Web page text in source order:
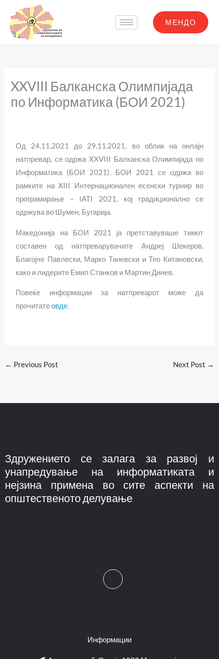
content
МЕНДО
XXVIII Балканска Олимпијада
по Информатика (БОИ 2021)
Од 24.11.2021 до 29.11.2021, во облик на онлајн
натпревар, се одржа XXVIII Балканска Олимпијада по
Информатика (БОИ 2021). БОИ 2021 се одржа во
рамките на XIII Интернационален есенски турнир во
програмирање – IATI 2021, кој традиционално се
одржува во Шумен, Бугарија.
Македонија на БОИ 2021 ја претставуваше тимот
составен од натпреварувачите Андреј Шекеров,
Благојче Павлески, Марко Таневски и Тео Китановски,
како и лидерите Емил Станков и Мартин Динев.
Повеќе информации за натпреварот може да
прочитатеовде.
← Previous Post Next Post →
Здружението се залага за развој и
унапредување на информатиката и
нејзина примена во сите аспекти на
општественото делување
Информации